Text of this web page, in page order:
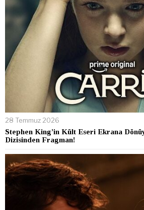
28 Temmuz 2026
Stephen King’in Kült Eseri Ekrana
Dizisinden Fragman!